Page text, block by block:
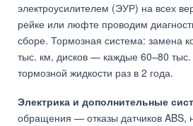
электроусилителем (ЭУР) на всех
рейке или люфте проводим
сборе. Тормозная система: замена
тыс. км, дисков — каждые 60–80 тыс.
тормозной жидкости раз в 2 года.
Электрика и дополнительные
обращения — отказы датчиков ABS,